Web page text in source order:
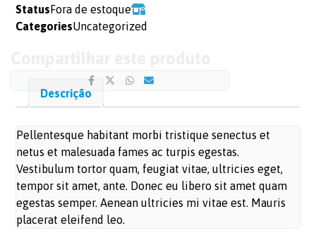
StatusFora de estoque
CategoriesUncategorized
Descrição
Pellentesque habitant morbi tristique senectus et
netus et malesuada fames ac turpis egestas.
Vestibulum tortor quam, feugiat vitae, ultricies eget,
tempor sit amet, ante. Donec eu libero sit amet quam
egestas semper. Aenean ultricies mi vitae est. Mauris
placerat eleifend leo.